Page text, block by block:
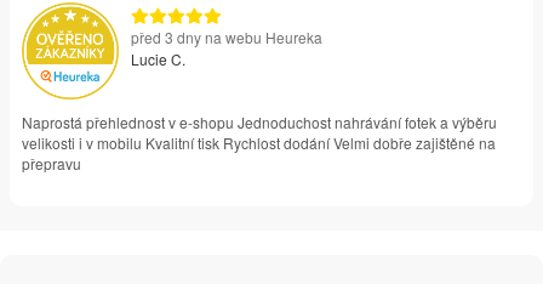
před 3 dny na webu Heureka
Lucie C.
Naprostá přehlednost v e-shopu Jednoduchost nahrávání fotek a výběru
velikosti i v mobilu Kvalitní tisk Rychlost dodání Velmi dobře zajištěné na
přepravu